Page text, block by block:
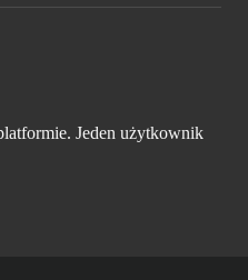
Jeden użytkownik